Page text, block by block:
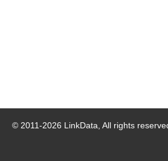
© 2011-2026 LinkData, All rights